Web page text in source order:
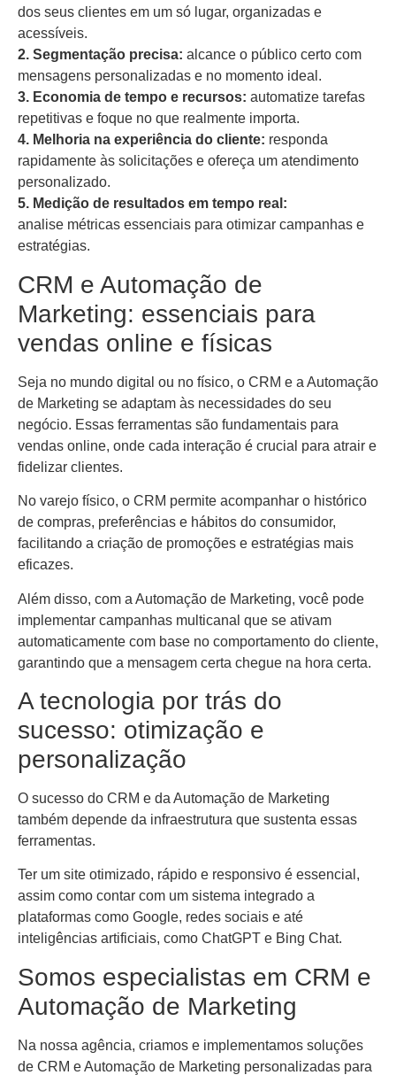
dos seus clientes em um só lugar, organizadas e
acessíveis.
2. Segmentação precisa: alcance o público certo com
mensagens personalizadas e no momento ideal.
3. Economia de tempo e recursos: automatize tarefas
repetitivas e foque no que realmente importa.
4. Melhoria na experiência do cliente: responda
rapidamente às solicitações e ofereça um atendimento
personalizado.
5. Medição de resultados em tempo real:
analise métricas essenciais para otimizar campanhas e
estratégias.
CRM e Automação de
Marketing: essenciais para
vendas online e físicas
Seja no mundo digital ou no físico, o CRM e a Automação
de Marketing se adaptam às necessidades do seu
negócio. Essas ferramentas são fundamentais para
vendas online, onde cada interação é crucial para atrair e
fidelizar clientes.
No varejo físico, o CRM permite acompanhar o histórico
de compras, preferências e hábitos do consumidor,
facilitando a criação de promoções e estratégias mais
eficazes.
Além disso, com a Automação de Marketing, você pode
implementar campanhas multicanal que se ativam
automaticamente com base no comportamento do cliente,
garantindo que a mensagem certa chegue na hora certa.
A tecnologia por trás do
sucesso: otimização e
personalização
O sucesso do CRM e da Automação de Marketing
também depende da infraestrutura que sustenta essas
ferramentas.
Ter um site otimizado, rápido e responsivo é essencial,
assim como contar com um sistema integrado a
plataformas como Google, redes sociais e até
inteligências artificiais, como ChatGPT e Bing Chat.
Somos especialistas em CRM e
Automação de Marketing
Na nossa agência, criamos e implementamos soluções
de CRM e Automação de Marketing personalizadas para